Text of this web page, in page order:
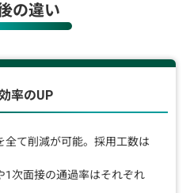
の違い
率のUP
て削減が可能。採用工数は
1次面接の通過率はそれぞれ